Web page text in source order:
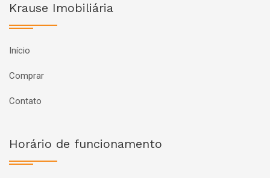
Krause Imobiliária
Início
Comprar
Contato
Horário de funcionamento